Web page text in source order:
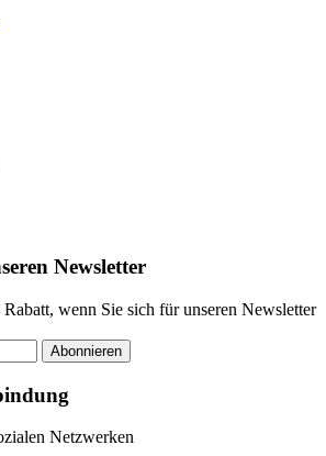
Newsletter
wenn Sie sich für unseren Newsletter
Abonnieren
Netzwerken